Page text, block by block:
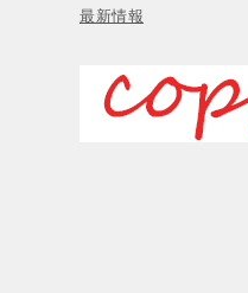
最新情報